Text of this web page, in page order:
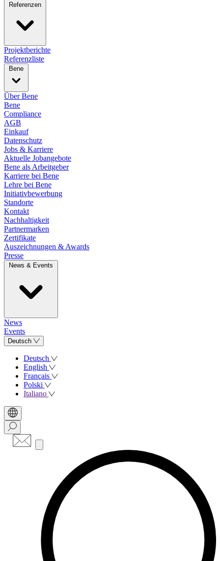
Referenzen
Projektberichte
Referenzliste
Bene
Über Bene
Bene
Compliance
AGB
Einkauf
Datenschutz
Jobs & Karriere
Aktuelle Jobangebote
Bene als Arbeitgeber
Karriere bei Bene
Lehre bei Bene
Initiativbewerbung
Standorte
Kontakt
Nachhaltigkeit
Partnermarken
Zertifikate
Auszeichnungen & Awards
Presse
News & Events
News
Events
Deutsch
Deutsch
English
Français
Polski
Italiano